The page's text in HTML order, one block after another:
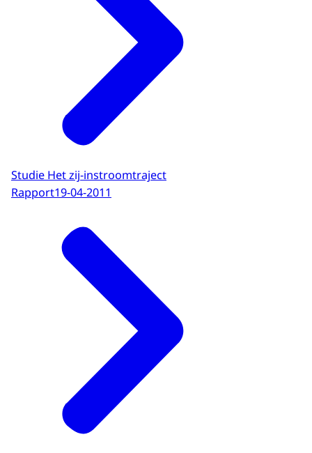
Studie Het zij-instroomtraject
Rapport19-04-2011